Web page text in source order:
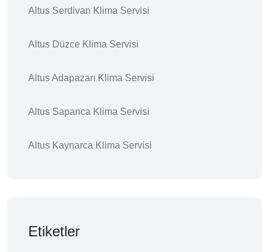
Altus Serdivan Klima Servisi
Altus Düzce Klima Servisi
Altus Adapazarı Klima Servisi
Altus Sapanca Klima Servisi
Altus Kaynarca Klima Servisi
Etiketler